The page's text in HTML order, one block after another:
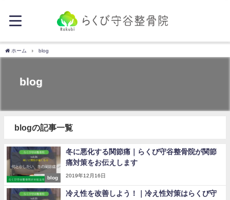
ホーム blog
blog
blogの記事一覧
blog
冬に悪化する関節痛｜らくび守谷整骨院が関節
痛対策をお伝えします
2019年12月16日
冷え性を改善しよう！｜冷え性対策はらくび守